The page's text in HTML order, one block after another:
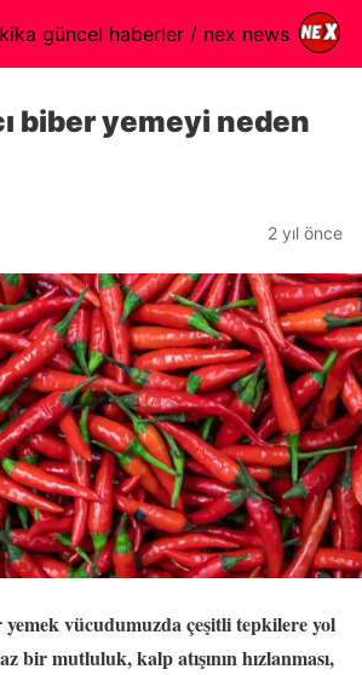
güncel haberler / nex news
biber yemeyi neden
2 yıl önce
yemek vücudumuzda çeşitli tepkilere yol
bir mutluluk, kalp atışının hızlanması,